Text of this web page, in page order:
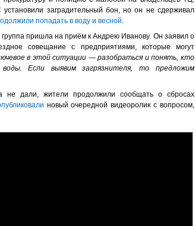
заградительный бон, но он не сдерживал
попадать в воду и весной.
группа пришла на приём к Андрею Иванову. Он заявил о
совещание с предприятиями, которые могут
в этой ситуации — разобраться и понять, кто
Если выявим загрязнителя, то предложим
не дали, жители продолжили сообщать о сбросах
новый очередной видеоролик с вопросом,